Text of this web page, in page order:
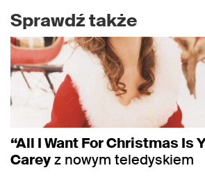
Sprawdź także
“All I Want For Christmas Is
Careyz nowym teledyskiem